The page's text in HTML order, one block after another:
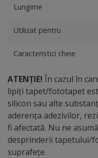
Lungime
Utilizat pentru
Caracteristici cheie
ATENȚIE! În cazul în
lipiți tapet/fototapet
silicon sau alte
aderența adezivilor,
fi afectată. Nu ne
desprinderii tapetului/
suprafețe.